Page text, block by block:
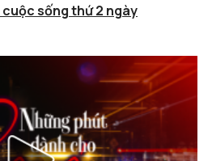
sống thứ 2 ngày